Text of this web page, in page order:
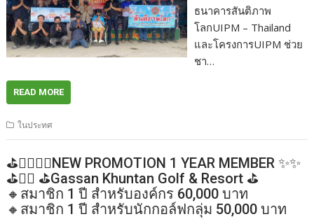
ธนาคารสันติภาพ
โลกUIPM – Thailand
และโครงการUIPM ช่วย
ชา…
READ MORE
ในประทศ
⛳️🏌‍♂️✨✨NEW PROMOTION 1 YEAR MEMBER ✨✨
⛳️🏌‍♂️ ⛳️Gassan Khuntan Golf & Resort ⛳️
🔸สมาชิก 1 ปี สำหรับองค์กร 60,000 บาท
🔸สมาชิก 1 ปี สำหรับนักกอล์ฟกลุ่ม 50,000 บาท